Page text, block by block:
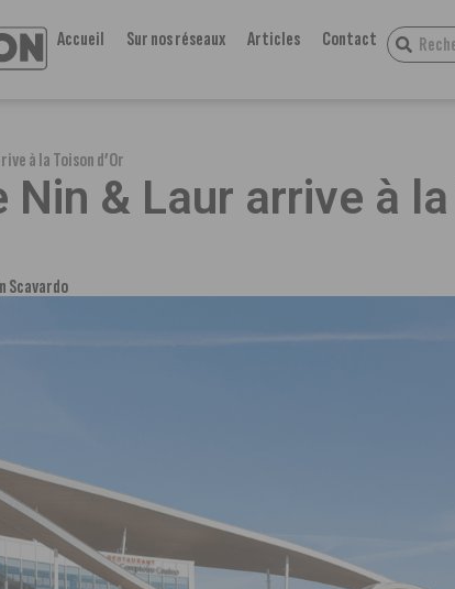
Accueil Sur nos réseaux Articles Contact
à la Toison d’Or
Nin & Laur arrive à
Scavardo